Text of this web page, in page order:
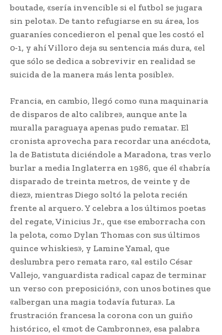
boutade, «sería invencible si el futbol se jugara
sin pelota». De tanto refugiarse en su área, los
guaraníes concedieron el penal que les costó el
0-1, y ahí Villoro deja su sentencia más dura, «el
que sólo se dedica a sobrevivir en realidad se
suicida de la manera más lenta posible».
Francia, en cambio, llegó como «una maquinaria
de disparos de alto calibre», aunque ante la
muralla paraguaya apenas pudo rematar. El
cronista aprovecha para recordar una anécdota,
la de Batistuta diciéndole a Maradona, tras verlo
burlar a media Inglaterra en 1986, que él «habría
disparado de treinta metros, de veinte y de
diez», mientras Diego soltó la pelota recién
frente al arquero. Y celebra a los últimos poetas
del regate, Vinicius Jr., que «se emborracha con
la pelota, como Dylan Thomas con sus últimos
quince whiskies», y Lamine Yamal, que
deslumbra pero remata raro, «al estilo César
Vallejo, vanguardista radical capaz de terminar
un verso con preposición», con unos botines que
«albergan una magia todavía futura». La
frustración francesa la corona con un guiño
histórico, el «mot de Cambronne», esa palabra